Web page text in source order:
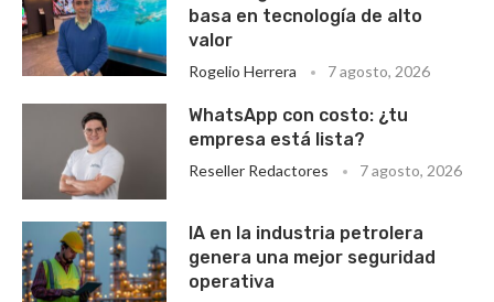
basa en tecnología de alto
valor
Rogelio Herrera 7 agosto, 2026
WhatsApp con costo: ¿tu
empresa está lista?
Reseller Redactores 7 agosto, 2026
IA en la industria petrolera
genera una mejor seguridad
operativa